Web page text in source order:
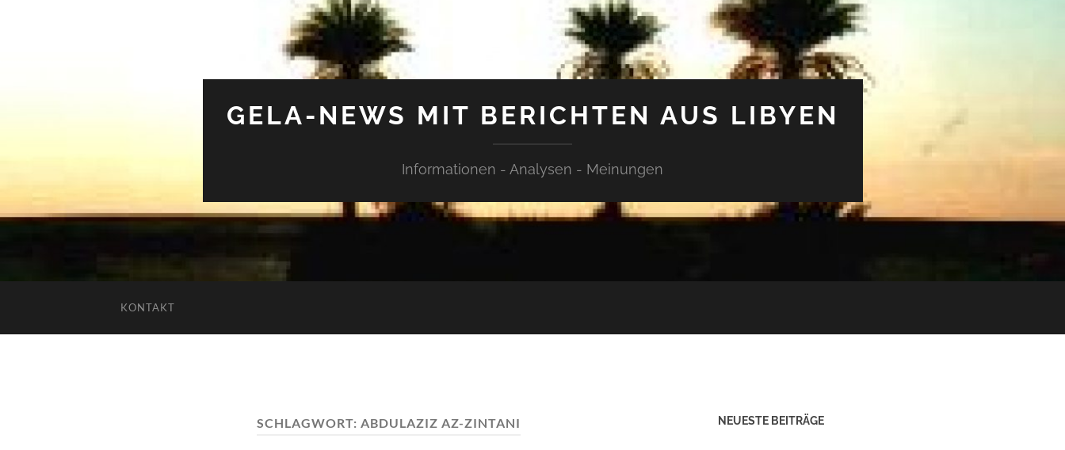
GELA-NEWS MIT BERICHTEN AUS LIBYEN
Informationen - Analysen - Meinungen
KONTAKT
SCHLAGWORT: ABDULAZIZ AZ-ZINTANI NEUESTE BEITRÄGE